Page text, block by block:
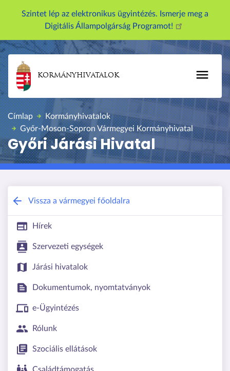
Szintet lép az elektronikus ügyintézés. Ismerje meg a
Digitális Állampolgárság Programot!
KORMÁNYHIVATALOK
Címlap
Kormányhivatalok
Győr-Moson-Sopron Vármegyei Kormányhivatal
Győri Járási Hivatal
Vissza a vármegyei főoldalra
Hírek
Szervezeti egységek
Járási hivatalok
Dokumentumok, nyomtatványok
e-Ügyintézés
Rólunk
Szociális ellátások